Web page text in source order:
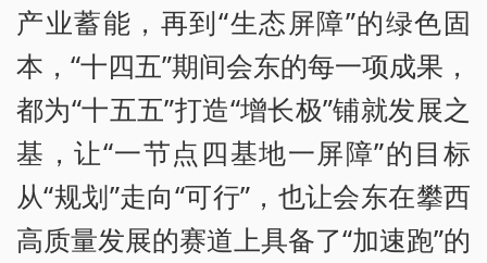
产业蓄能，再到“生态屏障”的绿色固
本，“十四五”期间会东的每一项成果，
都为“十五五”打造“增长极”铺就发展之
基，让“一节点四基地一屏障”的目标
从“规划”走向“可行”，也让会东在攀西
高质量发展的赛道上具备了“加速跑”的